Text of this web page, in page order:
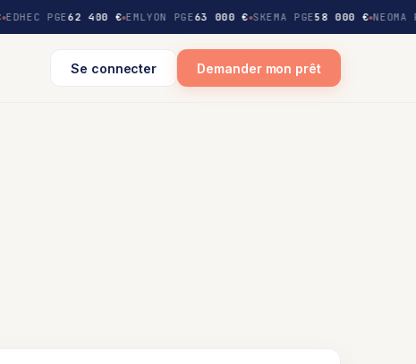
EDHEC PGE62 400 € EMLYON PGE63 000 € SKEMA PGE58 000 € NEOMA
Se connecter Demander mon prêt